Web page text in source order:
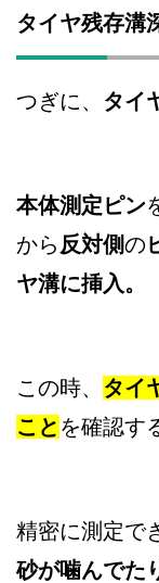
タイヤ残存溝
つぎに、 タイ
本体測定ピン
から 反対側の
ヤ溝に挿入。
この時、 タイ
こと を確認す
精密に測定で
砂が噛んでた